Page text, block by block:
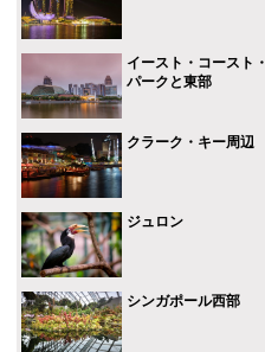
イースト・コースト・
パークと東部
クラーク・キー周辺
ジュロン
シンガポール西部